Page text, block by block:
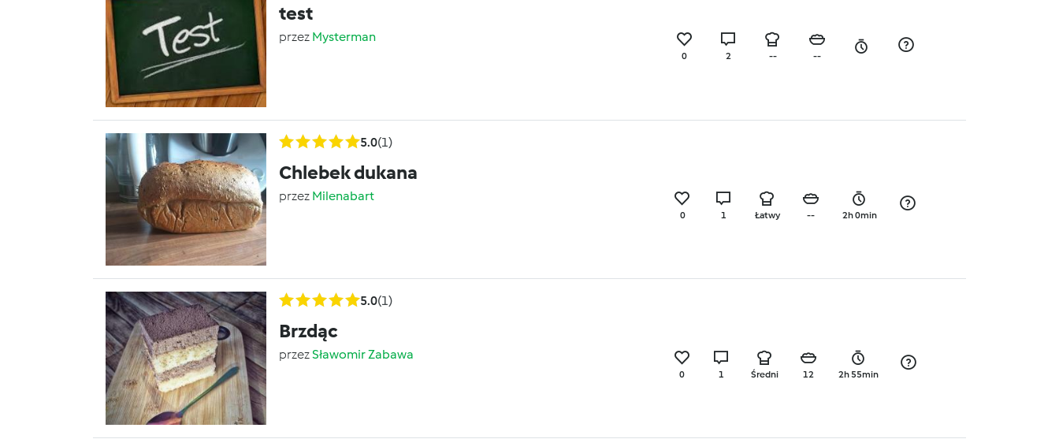
test
przez Mysterman
0 2 -- --
5.0(1)
Chlebek dukana
przez Milenabart
0 1 Łatwy -- 2h 0min
5.0(1)
Brzdąc
przezSławomir Zabawa
0 1 Średni 12 2h 55min